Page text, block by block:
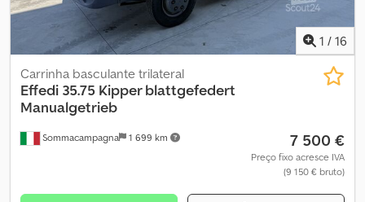
1 / 16
Sommacampagna 1 699 km
Carrinha basculante trilateral
Effedi 35.75 Kipper blattgefedert
Manualgetrieb
7 500 €
Preço fixo acresce IVA
(9 150 € bruto)